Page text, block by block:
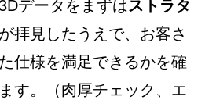
データをまずはストラタ
が拝見したうえで、お客さ
仕様を満足できるかを確
す。（肉厚チェック、エ